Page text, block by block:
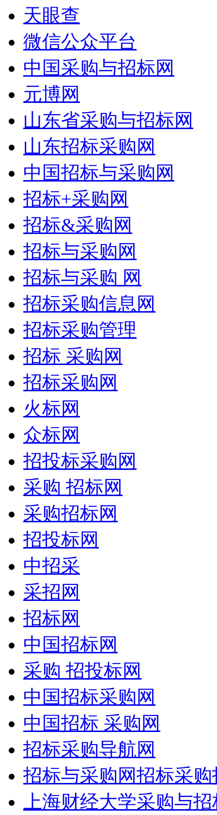
天眼查
微信公众平台
中国采购与招标网
元博网
山东省采购与招标网
山东招标采购网
中国招标与采购网
招标+采购网
招标&采购网
招标与采购网
招标与采购 网
招标采购信息网
招标采购管理
招标 采购网
招标采购网
火标网
众标网
招投标采购网
采购 招标网
采购招标网
招投标网
中招采
采招网
招标网
中国招标网
采购 招投标网
中国招标采购网
中国招标 采购网
招标采购导航网
招标与采购网招标采
上海财经大学采购与